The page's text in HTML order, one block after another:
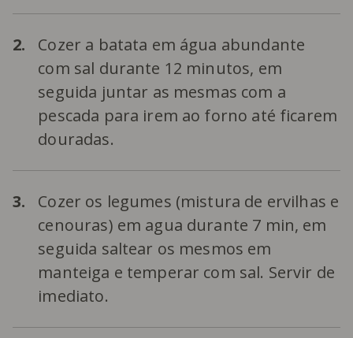
2.
Cozer a batata em água abundante
com sal durante 12 minutos, em
seguida juntar as mesmas com a
pescada para irem ao forno até ficarem
douradas.
3.
Cozer os legumes (mistura de ervilhas e
cenouras) em agua durante 7 min, em
seguida saltear os mesmos em
manteiga e temperar com sal. Servir de
imediato.